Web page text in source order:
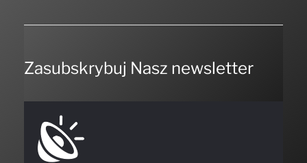
Zasubskrybuj Nasz newsletter